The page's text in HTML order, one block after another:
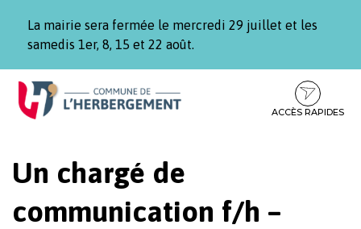
La mairie sera fermée le mercredi 29 juillet et les
samedis 1er, 8, 15 et 22 août.
Aller
Aller
contenu
Aller
pied
ACCÈS RAPIDES
Un chargé de
communication f/h –